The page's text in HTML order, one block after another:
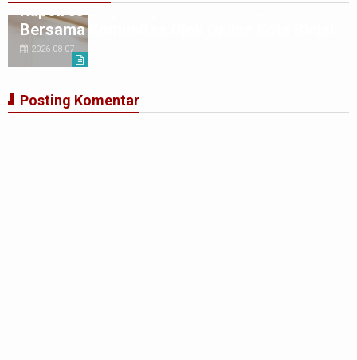
Kapolres Binjai Rajut Kebersamaan
Bersama Komunitas Ojek Online Kota Binjai
2026-08-07
Posting Komentar